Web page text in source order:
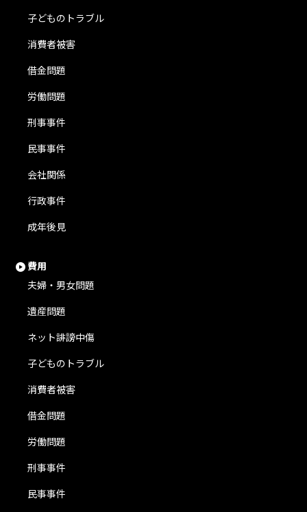
子どものトラブル
消費者被害
借金問題
労働問題
刑事事件
民事事件
会社関係
行政事件
成年後見
費用
夫婦・男女問題
遺産問題
ネット誹謗中傷
子どものトラブル
消費者被害
借金問題
労働問題
刑事事件
民事事件